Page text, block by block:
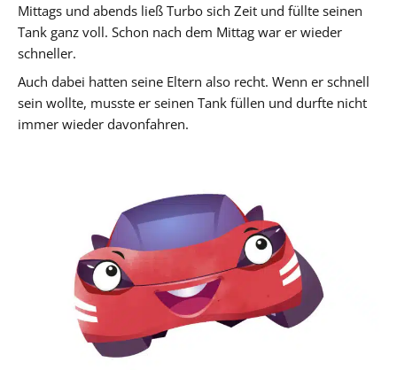
Mittags und abends ließ Turbo sich Zeit und füllte seinen
Tank ganz voll. Schon nach dem Mittag war er wieder
schneller.
Auch dabei hatten seine Eltern also recht. Wenn er schnell
sein wollte, musste er seinen Tank füllen und durfte nicht
immer wieder davonfahren.